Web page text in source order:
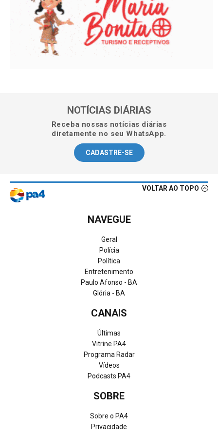
NOTÍCIAS DIÁRIAS
Receba nossas notícias diárias
diretamente no seu WhatsApp.
CADASTRE-SE
VOLTAR AO TOPO
NAVEGUE
Geral
Polícia
Política
Entretenimento
Paulo Afonso - BA
Glória - BA
CANAIS
Últimas
Vitrine PA4
Programa Radar
Vídeos
Podcasts PA4
SOBRE
Sobre o PA4
Privacidade